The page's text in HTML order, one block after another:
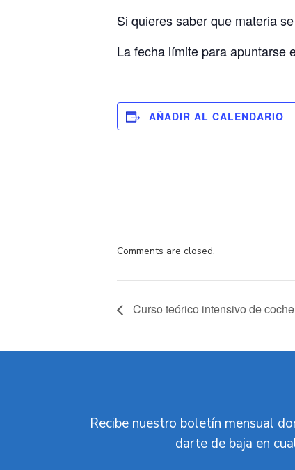
Si quieres saber que materia
La fecha límite para apuntarse
AÑADIR AL CALENDARIO
Comments are closed.
Curso teórico intensivo de
Recibe nuestro boletín mensual
darte de baja en